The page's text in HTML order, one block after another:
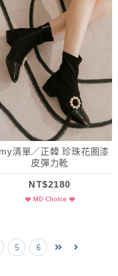
清單／正韓 珍珠花圈漆
皮彈力靴
NT$2180
5 6